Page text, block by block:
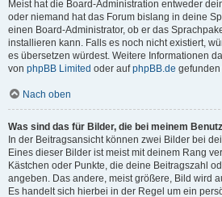
Meist hat die Board-Administration entweder
oder niemand hat das Forum bislang in deine
einen Board-Administrator, ob er das
installieren kann. Falls es noch nicht existiert,
es übersetzen würdest. Weitere Informationen
von phpBB Limited oder aufphpBB.de
Nach oben
Was sind das für Bilder, die bei meinem
In der Beitragsansicht können zwei Bilder bei
Eines dieser Bilder ist meist mit deinem Rang
Kästchen oder Punkte, die deine Beitragszahl
angeben. Das andere, meist größere, Bild wird
Es handelt sich hierbei in der Regel um ein